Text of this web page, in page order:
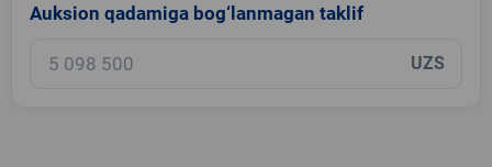
Auksion qadamiga bog‘lanmagan taklif
UZS